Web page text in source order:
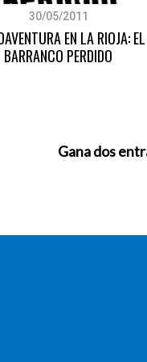
30/05/2011
EN LA RIOJA: EL
BARRANCO PERDIDO
Gana dos